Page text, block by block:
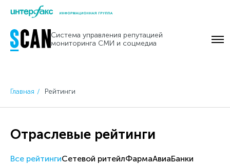
Skip
content
Система управления репутацией
мониторинга СМИ и соцмедиа
Главная Рейтинги
Отраслевые рейтинги
Все рейтингиCетевой ритейлФармаАвиаБанки